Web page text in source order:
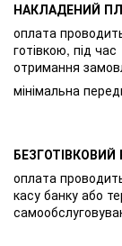
НАКЛАДЕНИЙ
оплата
готівкою, під час
отримання
мінімальна
оплата
касу банку або